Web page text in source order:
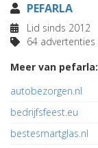
PEFARLA
Lid sinds 2012
64 advertenties
Meer van pefarla:
autobezorgen.nl
bedrijfsfeest.eu
bestesmartglas.nl